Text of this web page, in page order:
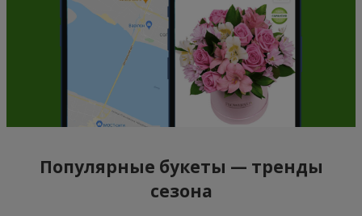
Популярные букеты — тренды
сезона